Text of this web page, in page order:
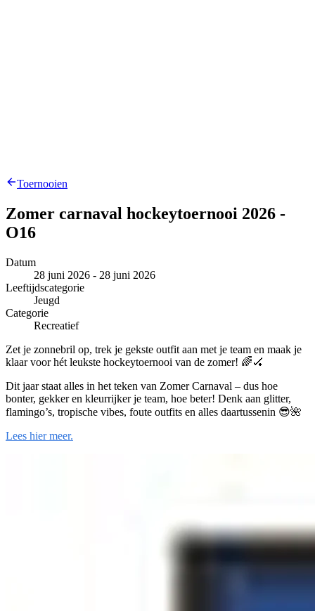
Toernooien
Zomer carnaval hockeytoernooi 2026 -
O16
Datum
28 juni 2026 - 28 juni 2026
Leeftijdscategorie
Jeugd
Categorie
Recreatief
Zet je zonnebril op, trek je gekste outfit aan met je team en maak je
klaar voor hét leukste hockeytoernooi van de zomer! 🌈🏑
Dit jaar staat alles in het teken van Zomer Carnaval – dus hoe
bonter, gekker en kleurrijker je team, hoe beter! Denk aan glitter,
flamingo’s, tropische vibes, foute outfits en alles daartussenin 😎🌺
Lees hier meer.